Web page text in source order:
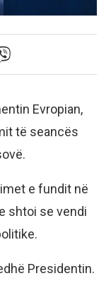
Evropian,
të seancës
e fundit në
shtoi se vendi
Presidentin.